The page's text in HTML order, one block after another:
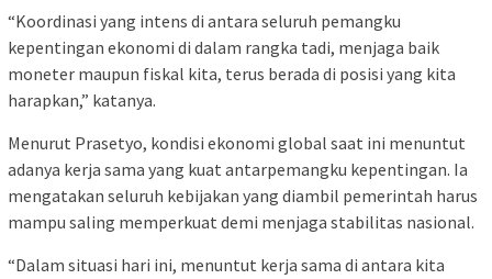
“Koordinasi yang intens di antara seluruh pemangku
kepentingan ekonomi di dalam rangka tadi, menjaga baik
moneter maupun fiskal kita, terus berada di posisi yang kita
harapkan,” katanya.
Menurut Prasetyo, kondisi ekonomi global saat ini menuntut
adanya kerja sama yang kuat antarpemangku kepentingan. Ia
mengatakan seluruh kebijakan yang diambil pemerintah harus
mampu saling memperkuat demi menjaga stabilitas nasional.
“Dalam situasi hari ini, menuntut kerja sama di antara kita